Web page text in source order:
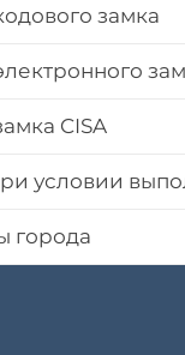
замка
CISA
условии
города